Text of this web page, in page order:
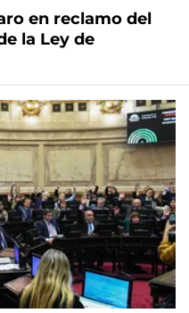
en reclamo del
la Ley de